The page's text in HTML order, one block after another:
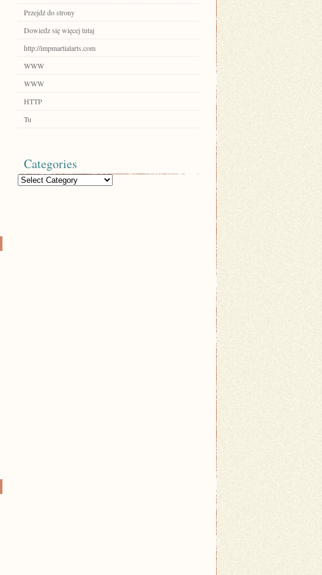
Przejdź do strony
Dowiedz się więcej tutaj
http://impmartialarts.com
WWW
WWW
HTTP
Tu
Categories
Categories